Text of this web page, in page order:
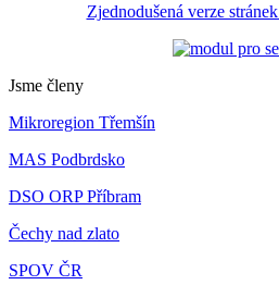
Zjednodušená verze
Jsme členy
Mikroregion Třemšín
MAS Podbrdsko
DSO ORP Příbram
Čechy nad zlato
SPOV ČR